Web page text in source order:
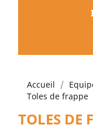
Accueil
Toles de frappe
TOLES DE